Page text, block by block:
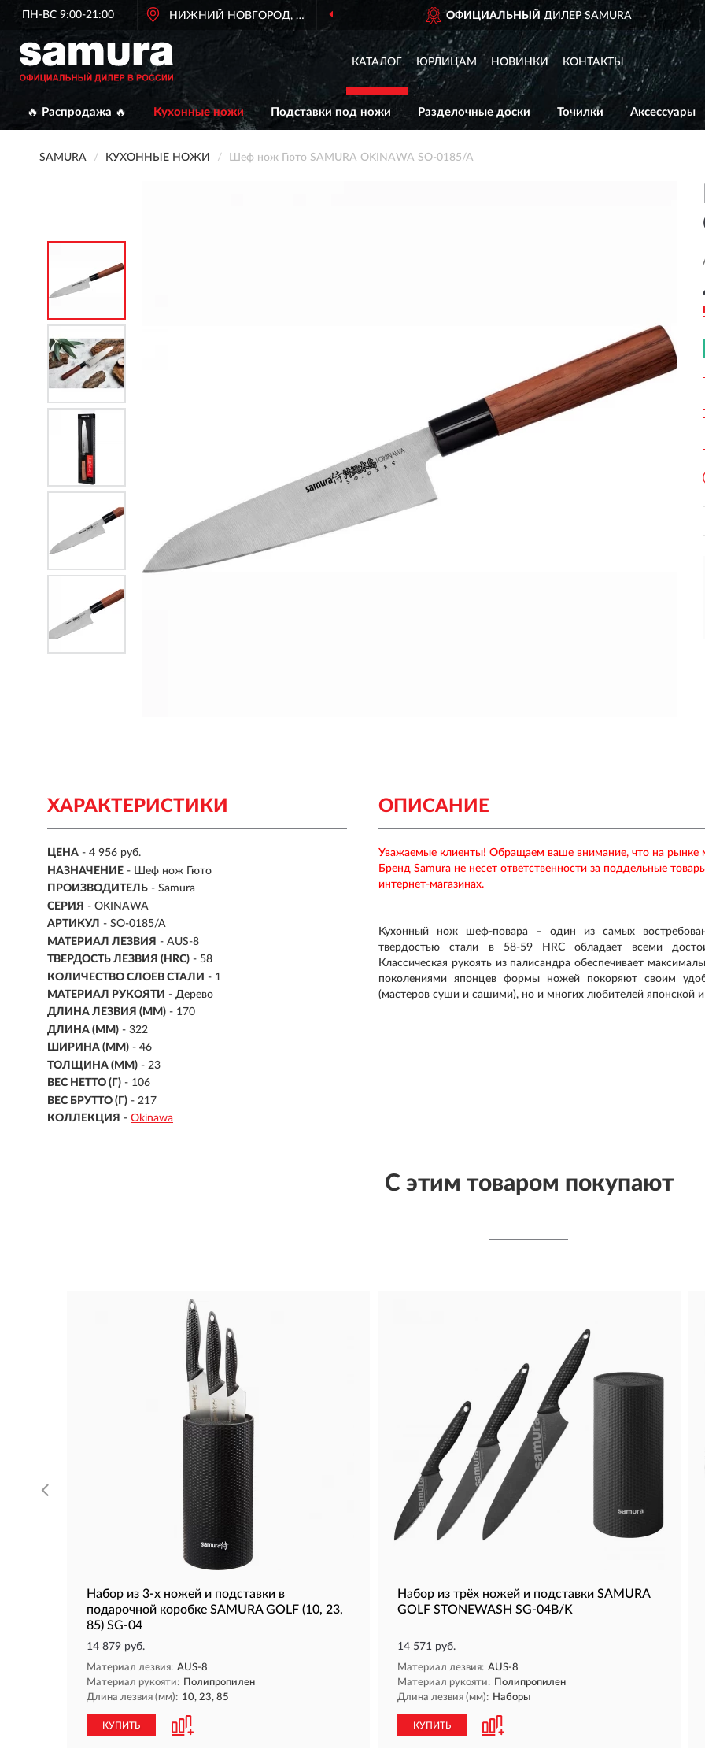
ПН-ВС 9:00-21:00 НИЖНИЙ НОВГОРОД, НИЖНИЙ НОВГОРОД ОФИЦИАЛЬНЫЙ ДИЛЕР SAMURA
КАТАЛОГ ЮРЛИЦАМ НОВИНКИ КОНТАКТЫ
🔥 Распродажа 🔥 Кухонные ножи Подставки под ножи Разделочные доски Точилки Аксессуары
SAMURA КУХОННЫЕ НОЖИ Шеф нож Гюто SAMURA OKINAWA SO-0185/A
ХАРАКТЕРИСТИКИ
ЦЕНА - 4 956 руб.
НАЗНАЧЕНИЕ - Шеф нож Гюто
ПРОИЗВОДИТЕЛЬ - Samura
СЕРИЯ - OKINAWA
АРТИКУЛ - SO-0185/A
МАТЕРИАЛ ЛЕЗВИЯ - AUS-8
ТВЕРДОСТЬ ЛЕЗВИЯ (HRC) - 58
КОЛИЧЕСТВО СЛОЕВ СТАЛИ - 1
МАТЕРИАЛ РУКОЯТИ - Дерево
ДЛИНА ЛЕЗВИЯ (ММ) - 170
ДЛИНА (ММ) - 322
ШИРИНА (ММ) - 46
ТОЛЩИНА (ММ) - 23
ВЕС НЕТТО (Г) - 106
ВЕС БРУТТО (Г) - 217
КОЛЛЕКЦИЯ - Okinawa
ОПИСАНИЕ
Уважаемые клиенты! Обращаем ваше внимание, что на рынке
Бренд Samura не несет ответственности за поддельные
интернет-магазинах.
Кухонный нож шеф-повара – один из самых
твердостью стали в 58-59 HRC обладает всеми
Классическая рукоять из палисандра обеспечивает
поколениями японцев формы ножей покоряют своим
(мастеров суши и сашими), но и многих любителей японской
С этим товаром покупают
Набор из 3-х ножей и подставки в
подарочной коробке SAMURA GOLF (10, 23,
85) SG-04
14 879 руб.
Материал лезвия: AUS-8
Материал рукояти: Полипропилен
Длина лезвия (мм): 10, 23, 85
КУПИТЬ
Набор из трёх ножей и подставки SAMURA
GOLF STONEWASH SG-04B/K
14 571 руб.
Материал лезвия: AUS-8
Материал рукояти: Полипропилен
Длина лезвия (мм): Наборы
КУПИТЬ